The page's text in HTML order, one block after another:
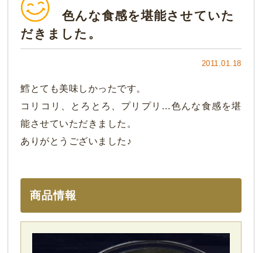
色んな食感を堪能させていた
だきました。
2011.01.18
鱈とても美味しかったです。
コリコリ、とろとろ、プリプリ…色んな食感を堪
能させていただきました。
ありがとうございました♪
商品情報